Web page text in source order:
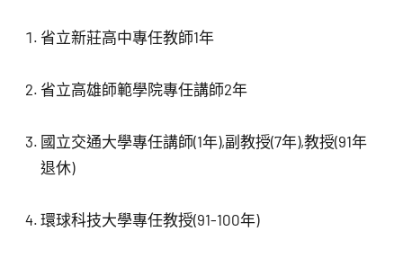
省立新莊高中專任教師1年
省立高雄師範學院專任講師2年
國立交通大學專任講師(1年),副教授(7年),教授(91年
退休)
環球科技大學專任教授(91-100年)